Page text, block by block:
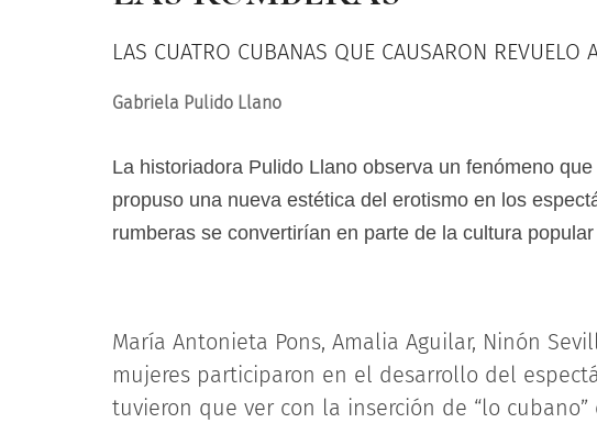
LAS CUATRO CUBANAS QUE CAUSARON REVUELO
Gabriela Pulido Llano
La historiadora Pulido Llano observa un fenómeno
propuso una nueva estética del erotismo en los
rumberas se convertirían en parte de la cultura
María Antonieta Pons, Amalia Aguilar, Ninón
mujeres participaron en el desarrollo del
tuvieron que ver con la inserción de “lo